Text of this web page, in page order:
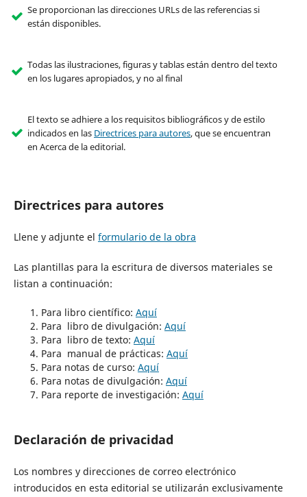
Se proporcionan las direcciones URLs de las referencias si
están disponibles.
Todas las ilustraciones, figuras y tablas están dentro del texto
en los lugares apropiados, y no al final
El texto se adhiere a los requisitos bibliográficos y de estilo
indicados en las Directrices para autores, que se encuentran
en Acerca de la editorial.
Directrices para autores
Llene y adjunte el formulario de la obra
Las plantillas para la escritura de diversos materiales se
listan a continuación:
Para libro científico: Aquí
Para libro de divulgación: Aquí
Para libro de texto: Aquí
Para manual de prácticas: Aquí
Para notas de curso: Aquí
Para notas de divulgación: Aquí
Para reporte de investigación: Aquí
Declaración de privacidad
Los nombres y direcciones de correo electrónico
introducidos en esta editorial se ​​utilizarán exclusivamente